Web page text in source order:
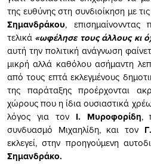
της ευθύνης στη συνδιοίκηση με
Σημανδράκου,
τελικά «ωφέλησε τους άλλους κι
αυτή την πολιτική ανάγνωση
μικρή αλλά καθόλου ασήμαντη
από τους επτά εκλεγμένους
της παράταξης προέρχονται
χώρους που η ίδια ουσιαστικά
λόγος για τον Ι. Μυροφορίδη,
συνδυασμό Μιχαηλίδη, και τον
εκλεγεί, στην προηγούμενη
Σημανδράκο.